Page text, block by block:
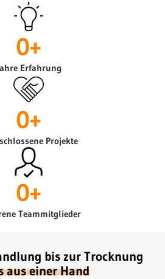
Erfahrung
0+
Projekte
0+
Teammitglieder
0+
bis zur Trocknung
aus einer Hand